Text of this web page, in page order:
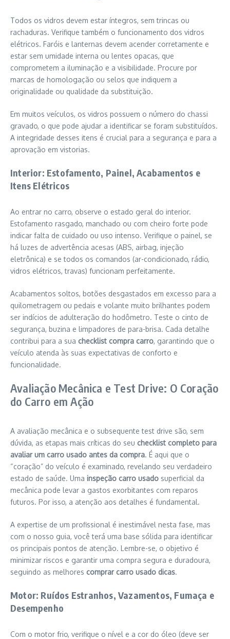
Todos os vidros devem estar íntegros, sem trincas ou
rachaduras. Verifique também o funcionamento dos vidros
elétricos. Faróis e lanternas devem acender corretamente e
estar sem umidade interna ou lentes opacas, que
comprometem a iluminação e a visibilidade. Procure por
marcas de homologação ou selos que indiquem a
originalidade ou qualidade da substituição.
Em muitos veículos, os vidros possuem o número do chassi
gravado, o que pode ajudar a identificar se foram substituídos.
A integridade desses itens é crucial para a segurança e para a
aprovação em vistorias.
Interior: Estofamento, Painel, Acabamentos e
Itens Elétricos
Ao entrar no carro, observe o estado geral do interior.
Estofamento rasgado, manchado ou com cheiro forte pode
indicar falta de cuidado ou uso intenso. Verifique o painel, se
há luzes de advertência acesas (ABS, airbag, injeção
eletrônica) e se todos os comandos (ar-condicionado, rádio,
vidros elétricos, travas) funcionam perfeitamente.
Acabamentos soltos, botões desgastados em excesso para a
quilometragem ou pedais e volante muito brilhantes podem
ser indícios de adulteração do hodômetro. Teste o cinto de
segurança, buzina e limpadores de para-brisa. Cada detalhe
contribui para a sua checklist compra carro, garantindo que o
veículo atenda às suas expectativas de conforto e
funcionalidade.
Avaliação Mecânica e Test Drive: O Coração
do Carro em Ação
A avaliação mecânica e o subsequente test drive são, sem
dúvida, as etapas mais críticas do seu checklist completo para
avaliar um carro usado antes da compra. É aqui que o
“coração” do veículo é examinado, revelando seu verdadeiro
estado de saúde. Uma inspeção carro usado superficial da
mecânica pode levar a gastos exorbitantes com reparos
futuros. Por isso, a atenção aos detalhes é fundamental.
A expertise de um profissional é inestimável nesta fase, mas
com o nosso guia, você terá uma base sólida para identificar
os principais pontos de atenção. Lembre-se, o objetivo é
minimizar riscos e garantir uma compra segura e duradoura,
seguindo as melhores comprar carro usado dicas.
Motor: Ruídos Estranhos, Vazamentos, Fumaça e
Desempenho
Com o motor frio, verifique o nível e a cor do óleo (deve ser